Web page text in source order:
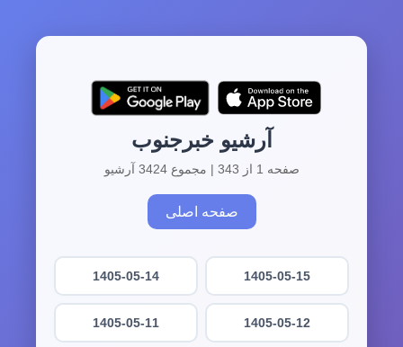
آرشیو خبرجنوب
صفحه 1 از 343 | مجموع 3424 آرشیو
صفحه اصلی
1405-05-15
1405-05-14
1405-05-12
1405-05-11